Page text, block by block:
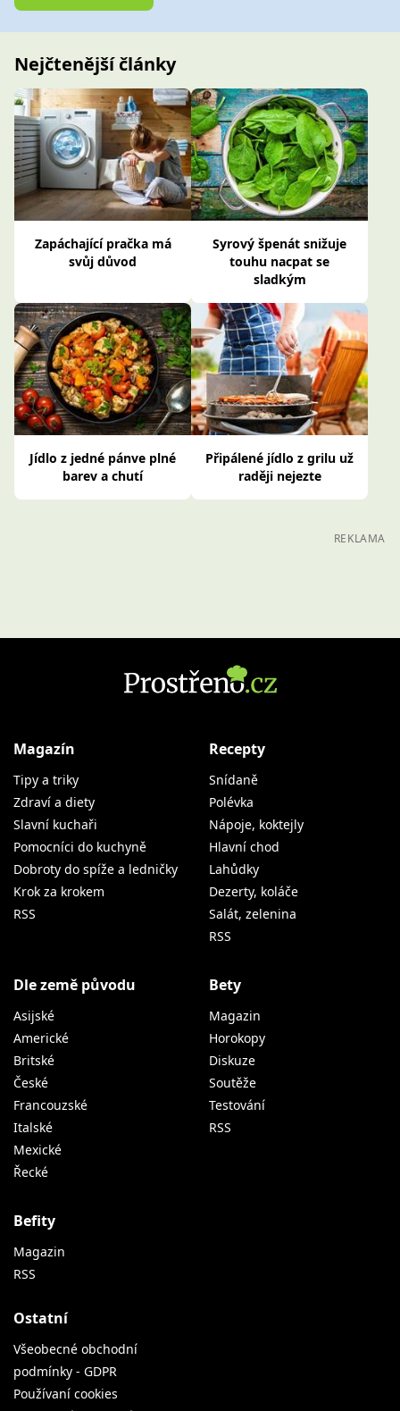
Nejčtenější články
Zapáchající pračka má
svůj důvod
Syrový špenát snižuje
touhu nacpat se
sladkým
Jídlo z jedné pánve plné
barev a chutí
Připálené jídlo z grilu už
raději nejezte
REKLAMA
Magazín
Tipy a triky
Zdraví a diety
Slavní kuchaři
Pomocníci do kuchyně
Dobroty do spíže a ledničky
Krok za krokem
RSS
Recepty
Snídaně
Polévka
Nápoje, koktejly
Hlavní chod
Lahůdky
Dezerty, koláče
Salát, zelenina
RSS
Dle země původu
Asijské
Americké
Britské
České
Francouzské
Italské
Mexické
Řecké
Bety
Magazin
Horokopy
Diskuze
Soutěže
Testování
RSS
Befity
Magazin
RSS
Ostatní
Všeobecné obchodní
podmínky - GDPR
Používaní cookies